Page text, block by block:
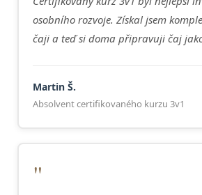
osobního rozvoje. Získal jsem
čaji a teď si doma připravuji čaj
Martin Š.
Absolvent certifikovaného kurzu 3v1
"